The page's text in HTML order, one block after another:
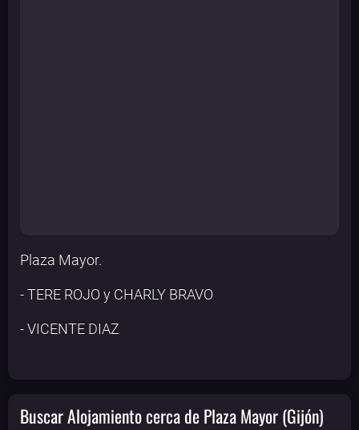
Plaza Mayor.
- TERE ROJO y CHARLY BRAVO
- VICENTE DIAZ
Buscar Alojamiento cerca de Plaza Mayor (Gijón)